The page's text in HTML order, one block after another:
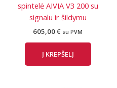
spintelė AIVIA V3 200 su
signalu ir šildymu
605,00€ su PVM
Į KREPŠELĮ